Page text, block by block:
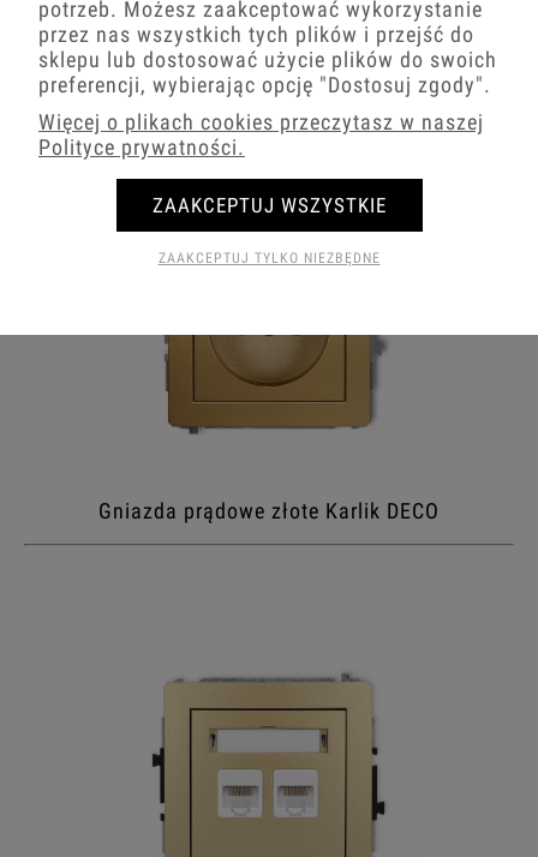
Włączniki Amerykańskie złote Karlik DECO
Gniazda prądowe złote Karlik DECO
potrzeb. Możesz zaakceptować wykorzystanie
przez nas wszystkich tych plików i przejść do
sklepu lub dostosować użycie plików do swoich
preferencji, wybierając opcję "Dostosuj zgody".
Więcej o plikach cookies przeczytasz w naszej
Polityce prywatności.
ZAAKCEPTUJ TYLKO NIEZBĘDNE
ZAAKCEPTUJ WSZYSTKIE